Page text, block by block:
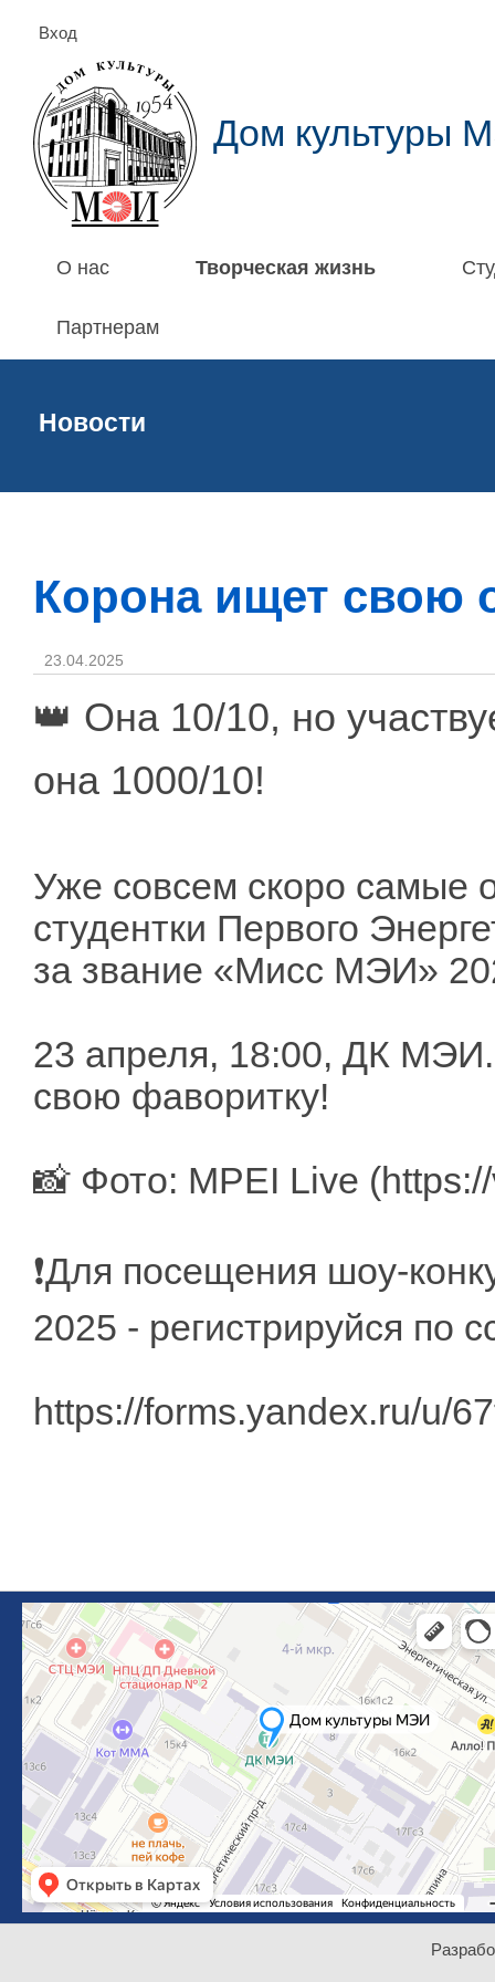
Вход
Дом культуры
О нас Творческая жизнь
Партнерам
Новости
Корона ищет свою
23.04.2025
👑 Она 10/10, но
она 1000/10!
Уже совсем скоро самые
студентки Первого
за звание «Мисс МЭИ»
23 апреля, 18:00, ДК
свою фаворитку!
📸 Фото: MPEI Live
❗️Для посещения шоу-
2025 - регистрируйся по
https://forms.yandex.ru/u/